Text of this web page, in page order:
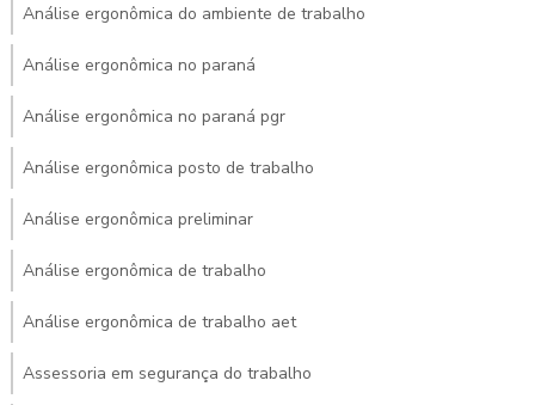
Análise ergonômica do ambiente de trabalho
Análise ergonômica no paraná
Análise ergonômica no paraná pgr
Análise ergonômica posto de trabalho
Análise ergonômica preliminar
Análise ergonômica de trabalho
Análise ergonômica de trabalho aet
Assessoria em segurança do trabalho